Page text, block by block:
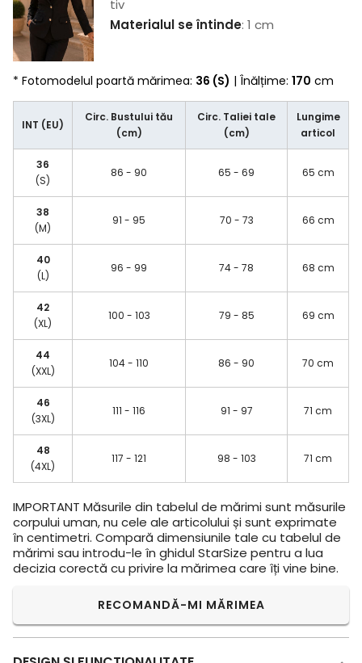
tiv
Materialul se întinde: 1 cm
* Fotomodelul poartă mărimea: 36 (S) | Înălțime: 170 cm
INT (EU)
Circ. Bustului tău
(cm)
Circ. Taliei tale
(cm)
Lungime
articol
36
(S)
86 - 90 65 - 69 65 cm
38
(M)
91 - 95 70 - 73 66 cm
40
(L)
96 - 99 74 - 78 68 cm
42
(XL)
100 - 103 79 - 85 69 cm
44
(XXL)
104 - 110 86 - 90 70 cm
46
(3XL)
111 - 116 91 - 97 71 cm
48
(4XL)
117 - 121 98 - 103 71 cm
IMPORTANT Măsurile din tabelul de mărimi sunt măsurile
corpului uman, nu cele ale articolului și sunt exprimate
în centimetri. Compară dimensiunile tale cu tabelul de
mărimi sau introdu-le în ghidul StarSize pentru a lua
decizia corectă cu privire la mărimea care îți vine bine.
RECOMANDĂ-MI MĂRIMEA